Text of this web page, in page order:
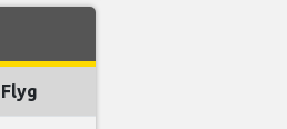
Flyg